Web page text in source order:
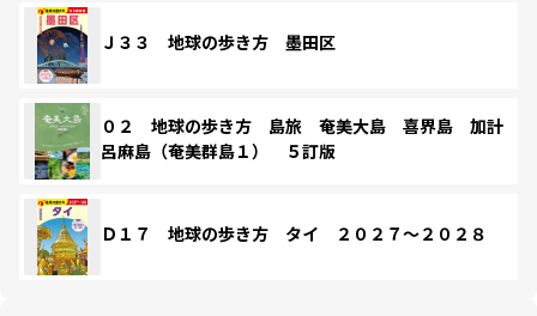
Ｊ３３ 地球の歩き方 墨田区
０２ 地球の歩き方 島旅 奄美大島 喜界島 加計
呂麻島（奄美群島１） ５訂版
Ｄ１７ 地球の歩き方 タイ ２０２７～２０２８